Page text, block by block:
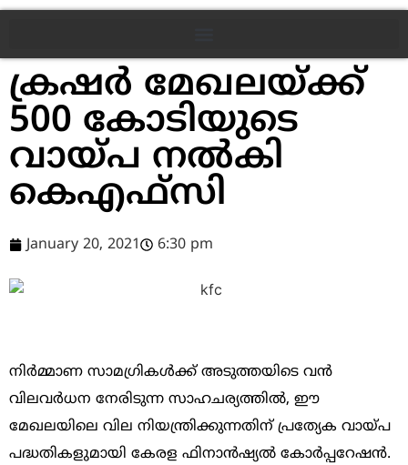
ക്രഷര്‍ മേഖലയ്ക്ക്
500 കോടിയുടെ
വായ്പ നല്‍കി
കെഎഫ്‌സി
January 20, 2021 6:30 pm
നിര്‍മ്മാണ സാമഗ്രികള്‍ക്ക് അടുത്തയിടെ വന്‍
വിലവര്‍ധന നേരിടുന്ന സാഹചര്യത്തില്‍, ഈ
മേഖലയിലെ വില നിയന്ത്രിക്കുന്നതിന് പ്രത്യേക വായ്പ
പദ്ധതികളുമായി കേരള ഫിനാന്‍ഷ്യല്‍ കോര്‍പ്പറേഷന്‍.